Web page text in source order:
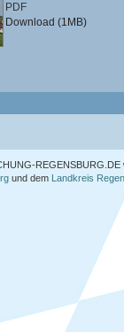
PDF
Download (1MB)
und dem Landkreis